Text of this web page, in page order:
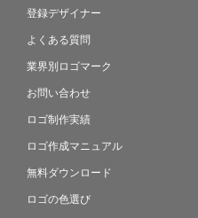
登録デザイナー
よくある質問
業界別ロゴマーク
お問い合わせ
ロゴ制作実績
ロゴ作成マニュアル
無料ダウンロード
ロゴの色選び